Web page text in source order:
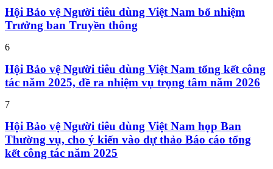
Hội Bảo vệ Người tiêu dùng Việt Nam bổ nhiệm
Trưởng ban Truyền thông
6
Hội Bảo vệ Người tiêu dùng Việt Nam tổng kết công
tác năm 2025, đề ra nhiệm vụ trọng tâm năm 2026
7
Hội Bảo vệ Người tiêu dùng Việt Nam họp Ban
Thường vụ, cho ý kiến vào dự thảo Báo cáo tổng
kết công tác năm 2025